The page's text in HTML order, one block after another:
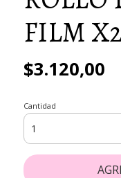
FILM
$3.120,00
Cantidad